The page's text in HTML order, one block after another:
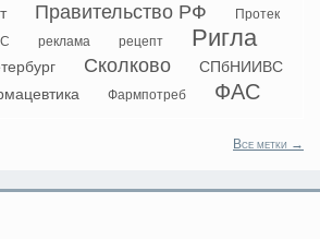
Правительство РФ Протек
реклама рецепт Ригла
Сколково СПбНИИВС
Фармпотреб ФАС
Все метки →